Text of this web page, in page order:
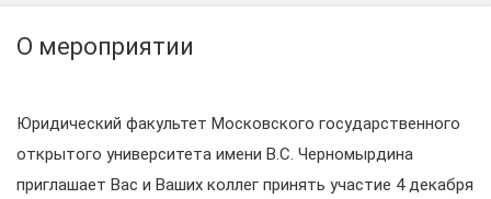
О мероприятии
Юридический факультет Московского государственного
открытого университета имени В.С. Черномырдина
приглашает Вас и Ваших коллег принять участие 4 декабря